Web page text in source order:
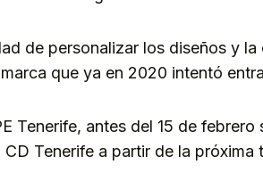
de personalizar los diseños y
que ya en 2020 intentó
Tenerife, antes del 15 de
CD Tenerife a partir de la próxima